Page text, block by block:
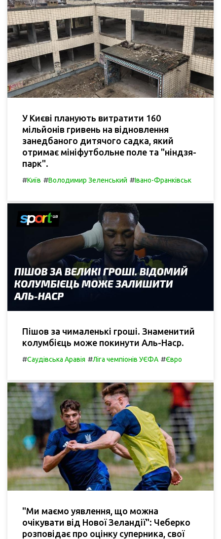
У Києві планують витратити 160
мільйонів гривень на відновлення
занедбаного дитячого садка, який
отримає мініфутбольне поле та "ніндзя-
парк".
#Київ #Володимир Зеленський #Івано-Франківськ
Пішов за чималенькі гроші. Знаменитий
колумбієць може покинути Аль-Наср.
#Саудівська Аравія #Ліга чемпіонів УЄФА #Євро
"Ми маємо уявлення, що можна
очікувати від Нової Зеландії": Чеберко
розповідає про оцінку суперника, свої